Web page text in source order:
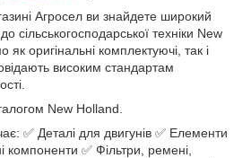
Агросел ви знайдете широкий
сільськогосподарської техніки New
оригінальні комплектуючі, так і
високим стандартам
New Holland.
✅ Деталі для двигунів ✅ Елементи
компоненти ✅ Фільтри, ремені,